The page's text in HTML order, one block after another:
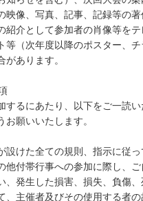
映像、写真、記事、記録等の
紹介として参加者の肖像等をテ
等（次年度以降のポスター、チ
があります。
るにあたり、以下をご一読
お願いいたします。
設けた全ての規則、指示に従っ
他付帯行事への参加に際し、
、発生した損害、損失、負傷
、主催者及びその使用する者